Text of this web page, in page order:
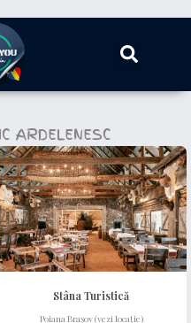
ARDELENESC
Stâna Turistică
Poiana Brașov (vezi locație)